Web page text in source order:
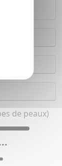
de peaux)